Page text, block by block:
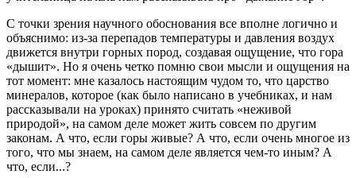
С точки зрения научного обоснования все вполне логично и
объяснимо: из-за перепадов температуры и давления воздух
движется внутри горных пород, создавая ощущение, что гора
«дышит». Но я очень четко помню свои мысли и ощущения на
тот момент: мне казалось настоящим чудом то, что царство
минералов, которое (как было написано в учебниках, и нам
рассказывали на уроках) принято считать «неживой
природой», на самом деле может жить совсем по другим
законам. А что, если горы живые? А что, если очень многое из
того, что мы знаем, на самом деле является чем-то иным? А
что, если...?